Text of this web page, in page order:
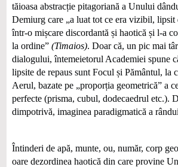
tăioasa abstracție pitagoriană a Unului
Demiurg care „a luat tot ce era vizibil, lipsit
într-o mișcare discordantă și haotică și l-a
la ordine” (Timaios). Doar că, un pic mai
dialogului, întemeietorul Academiei spune
lipsite de repaus sunt Focul și Pământul, la
Aerul, bazate pe „proporția geometrică” a
perfecte (prisma, cubul, dodecaedrul etc.).
dimpotrivă, imaginea paradigmatică a
Întinderi de apă, munte, ou, număr, corp
oare dezordinea haotică din care provine